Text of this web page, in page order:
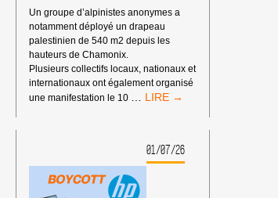
Un groupe d’alpinistes anonymes a
notamment déployé un drapeau
palestinien de 540 m2 depuis les
hauteurs de Chamonix.
Plusieurs collectifs locaux, nationaux et
internationaux ont également organisé
une manifestation le 10
BOYCOTT
FÉDÉRATION
ISRAÉLIENNE
01/07/26